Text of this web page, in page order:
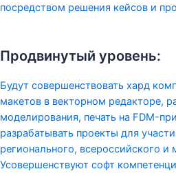
посредством решения кейсов и
Продвинутый уровень:
Будут совершенствовать хард
макетов в векторном редакторе,
моделирования, печать на FDM-
разрабатывать проекты для
регионального, всероссийского
Усовершенствуют софт